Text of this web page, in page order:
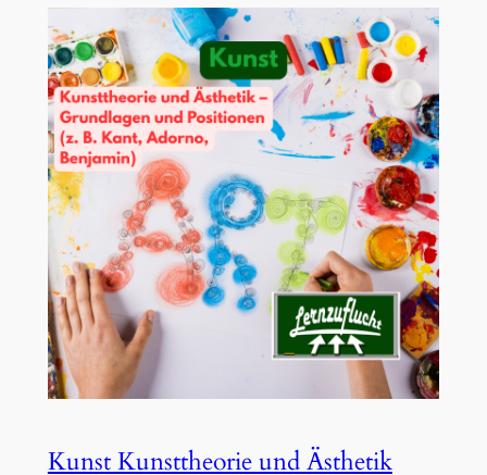
Kunst Kunsttheorie und Ästhetik